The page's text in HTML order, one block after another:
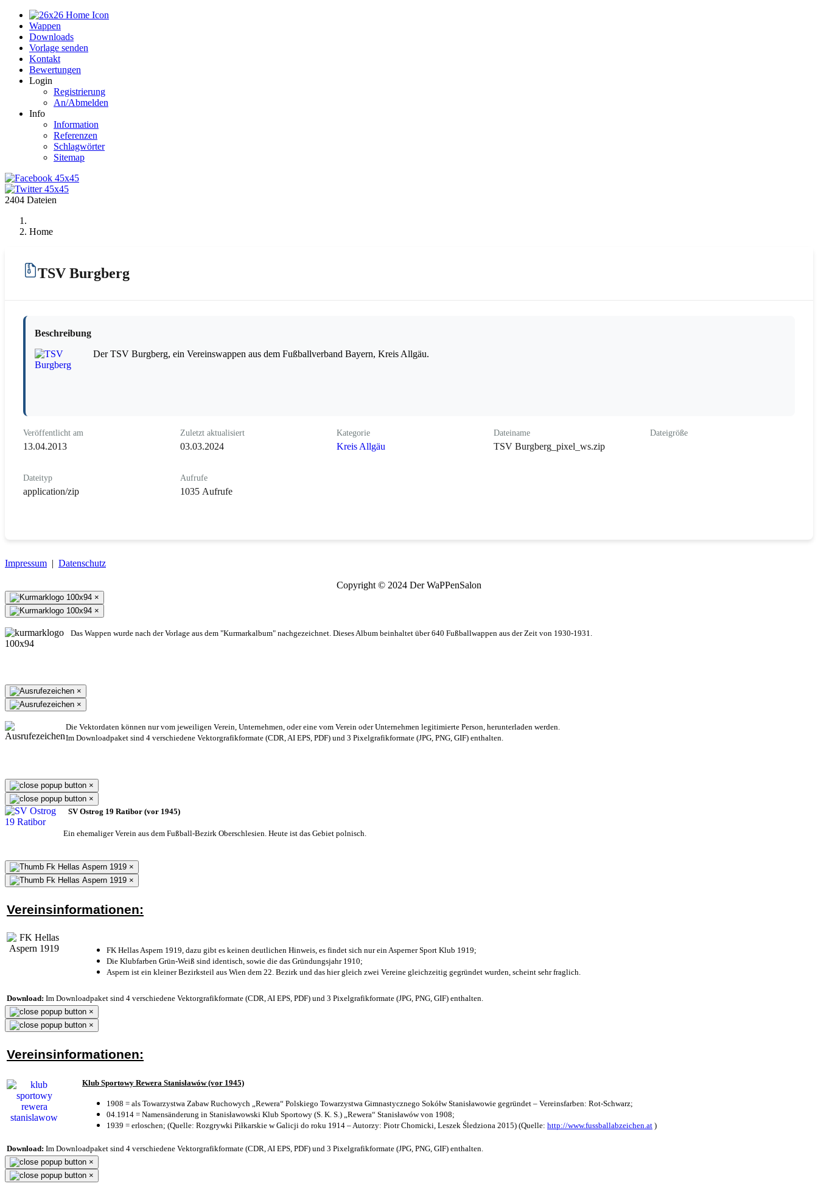
Wappen
Downloads
Vorlage senden
Kontakt
Bewertungen
Login
Registrierung
An/Abmelden
Info
Information
Referenzen
Schlagwörter
Sitemap
2404 Dateien
Home
TSV Burgberg
Beschreibung
Der TSV Burgberg, ein Vereinswappen aus dem Fußballverband Bayern, Kreis Allgäu.
Veröffentlicht am
13.04.2013
Zuletzt aktualisiert
03.03.2024
Kategorie
Kreis Allgäu
Dateiname
TSV Burgberg_pixel_ws.zip
Dateigröße
Dateityp
application/zip
Aufrufe
1035 Aufrufe
Impressum | Datenschutz
Copyright © 2024 Der WaPPenSalon
×
×
Das Wappen wurde nach der Vorlage aus dem "Kurmarkalbum" nachgezeichnet. Dieses Album beinhaltet über 640 Fußballwappen aus der Zeit von 1930-1931.
×
×
Die Vektordaten können nur vom jeweiligen Verein, Unternehmen, oder eine vom Verein oder Unternehmen legitimierte Person, herunterladen werden.
Im Downloadpaket sind 4 verschiedene Vektorgrafikformate (CDR, AI EPS, PDF) und 3 Pixelgrafikformate (JPG, PNG, GIF) enthalten.
×
×
SV Ostrog 19 Ratibor (vor 1945)
Ein ehemaliger Verein aus dem Fußball-Bezirk Oberschlesien. Heute ist das Gebiet polnisch.
×
×
Vereinsinformationen:
FK Hellas Aspern 1919, dazu gibt es keinen deutlichen Hinweis, es findet sich nur ein Asperner Sport Klub 1919;
Die Klubfarben Grün-Weiß sind identisch, sowie die das Gründungsjahr 1910;
Aspern ist ein kleiner Bezirksteil aus Wien dem 22. Bezirk und das hier gleich zwei Vereine gleichzeitig gegründet wurden, scheint sehr fraglich.
Download: Im Downloadpaket sind 4 verschiedene Vektorgrafikformate (CDR, AI EPS, PDF) und 3 Pixelgrafikformate (JPG, PNG, GIF) enthalten.
×
×
Vereinsinformationen:
Klub Sportowy Rewera Stanisławów (vor 1945)
1908 = als Towarzystwa Zabaw Ruchowych „Rewera“ Polskiego Towarzystwa Gimnastycznego Sokółw Stanisławowie gegründet – Vereinsfarben: Rot-Schwarz;
04.1914 = Namensänderung in Stanisławowski Klub Sportowy (S. K. S.) „Rewera“ Stanisławów von 1908;
1939 = erloschen; (Quelle: Rozgrywki Piłkarskie w Galicji do roku 1914 – Autorzy: Piotr Chomicki, Leszek Śledziona 2015) (Quelle: http://www.fussballabzeichen.at )
Download: Im Downloadpaket sind 4 verschiedene Vektorgrafikformate (CDR, AI EPS, PDF) und 3 Pixelgrafikformate (JPG, PNG, GIF) enthalten.
×
×